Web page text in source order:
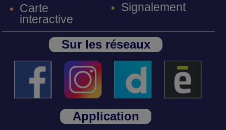
Carte
interactive
Signalement
Sur les réseaux
Application